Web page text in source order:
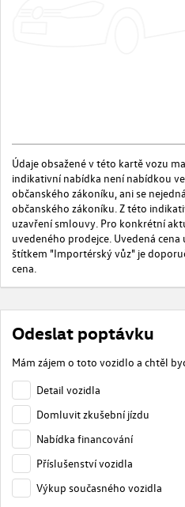
Údaje obsažené v této kartě vozu
indikativní nabídka není nabídkou
občanského zákoníku, ani se
občanského zákoníku. Z této
uzavření smlouvy. Pro konkrétní
uvedeného prodejce. Uvedená
štítkem "Importérský vůz" je
cena.
Odeslat poptávku
Mám zájem o toto vozidlo a chtěl
Detail vozidla
Domluvit zkušební jízdu
Nabídka financování
Příslušenství vozidla
Výkup současného vozidla